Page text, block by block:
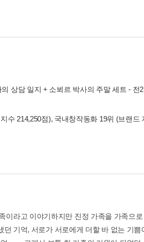
상담 일지 + 소뵈르 박사의 주말 세트 - 전
수 214,250점), 국내창작동화 19위 (브랜드
라고 이야기하지만 진정 가족을 가족으
기억, 서로가 서로에게 더할 바 없는 기쁨